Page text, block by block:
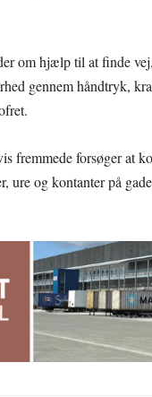
om hjælp til at finde
gennem håndtryk,
fremmede forsøger at
ure og kontanter på